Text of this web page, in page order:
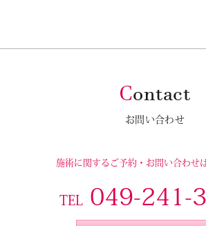
Contact
お問い合わせ
施術に関するご予約・お問い合わせ
TEL 049-241-